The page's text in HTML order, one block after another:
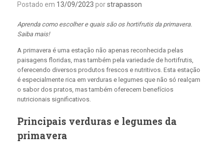
Postado em 13/09/2023 porstrapasson
Aprenda como escolher e quais são os hortifrutis da primavera.
Saiba mais!
A primavera é uma estação não apenas reconhecida pelas
paisagens floridas, mas também pela variedade de hortifrutis,
oferecendo diversos produtos frescos e nutritivos. Esta estação
é especialmente rica em verduras e legumes que não só realçam
o sabor dos pratos, mas também oferecem benefícios
nutricionais significativos.
Principais verduras e legumes da
primavera